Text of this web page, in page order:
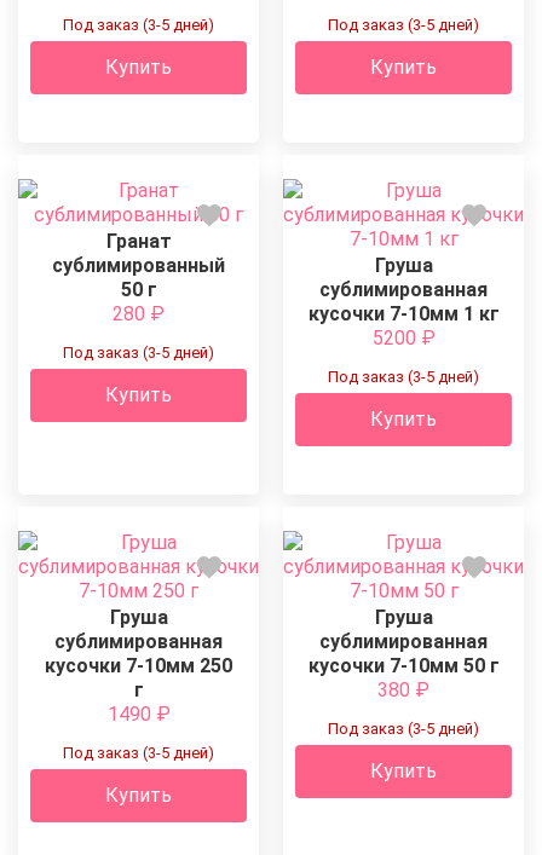
Под заказ (3-5 дней)
Купить
Под заказ (3-5 дней)
Купить
Гранат
сублимированный
50 г
280 ₽
Под заказ (3-5 дней)
Купить
Груша
сублимированная
кусочки 7-10мм 1 кг
5200 ₽
Под заказ (3-5 дней)
Купить
Груша
сублимированная
кусочки 7-10мм 250
г
1490 ₽
Под заказ (3-5 дней)
Купить
Груша
сублимированная
кусочки 7-10мм 50 г
380 ₽
Под заказ (3-5 дней)
Купить